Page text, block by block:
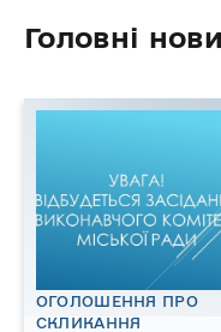
Головні
ОГОЛОШЕННЯ ПРО
СКЛИКАННЯ